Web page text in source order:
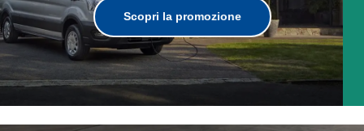
Scopri la promozione